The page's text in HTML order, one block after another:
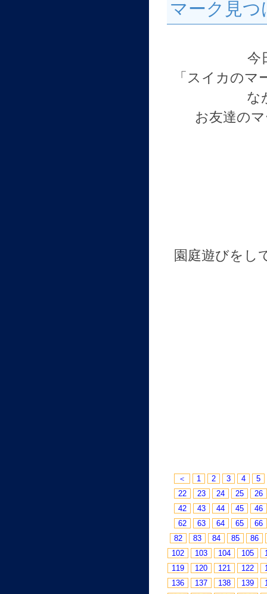
マーク見
今
「スイカの
な
お友達の
園庭遊びをし
＜ 1 2 3 4
5
22
23 24 25
26
42
43 44 45
46
62
63 64 65
66
82
83 84 85
86
102
103 104 105
119
120 121 122
136
137 138 139